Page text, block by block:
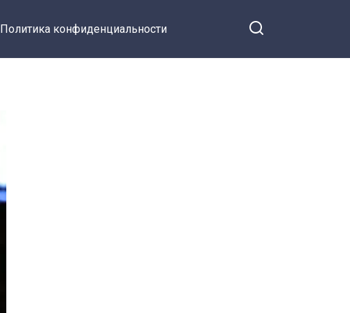
Политика конфиденциальности